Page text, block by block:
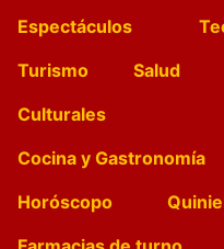
Espectáculos
Turismo
Salud
Culturales
Cocina y Gastronomía
Horóscopo